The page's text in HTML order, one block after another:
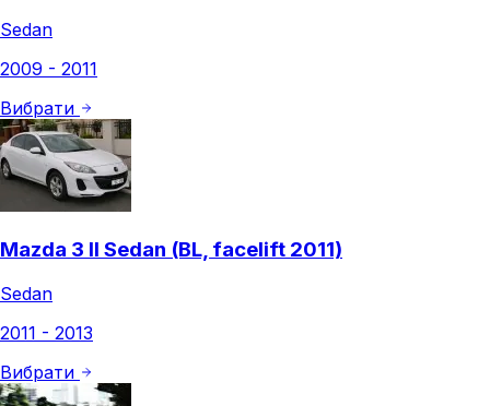
Sedan
2009 - 2011
Вибрати
Mazda 3 II Sedan (BL, facelift 2011)
Sedan
2011 - 2013
Вибрати